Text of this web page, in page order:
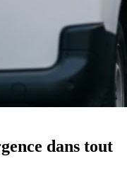
dans tout